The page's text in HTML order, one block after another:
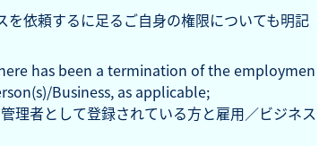
依頼するに足るご自身の権限についても明記
has been a termination of the employmen
Business, as applicable;
理者として登録されている方と雇用／ビジネス